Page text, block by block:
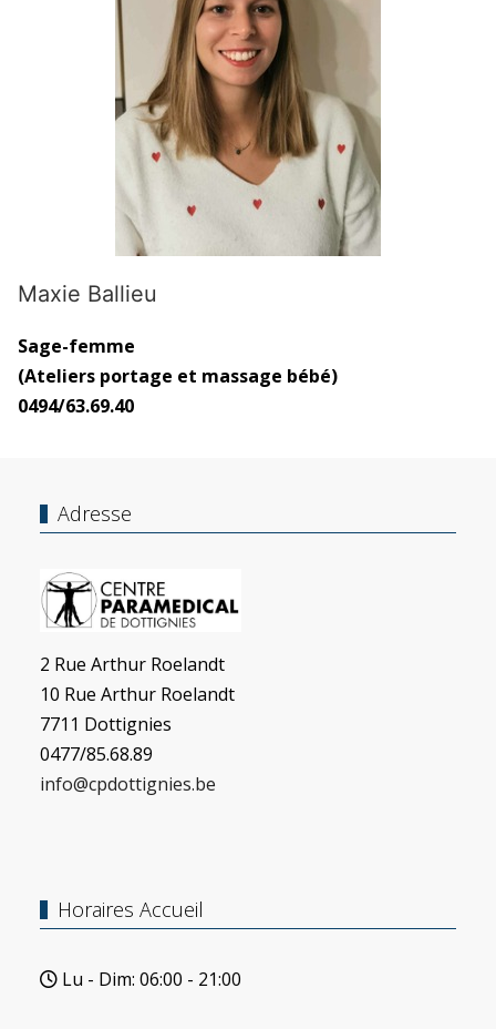
Maxie Ballieu
Sage-femme
(Ateliers portage et massage bébé)
0494/63.69.40
Adresse
2 Rue Arthur Roelandt
10 Rue Arthur Roelandt
7711 Dottignies
0477/85.68.89
info@cpdottignies.be
Horaires Accueil
Lu - Dim: 06:00 - 21:00